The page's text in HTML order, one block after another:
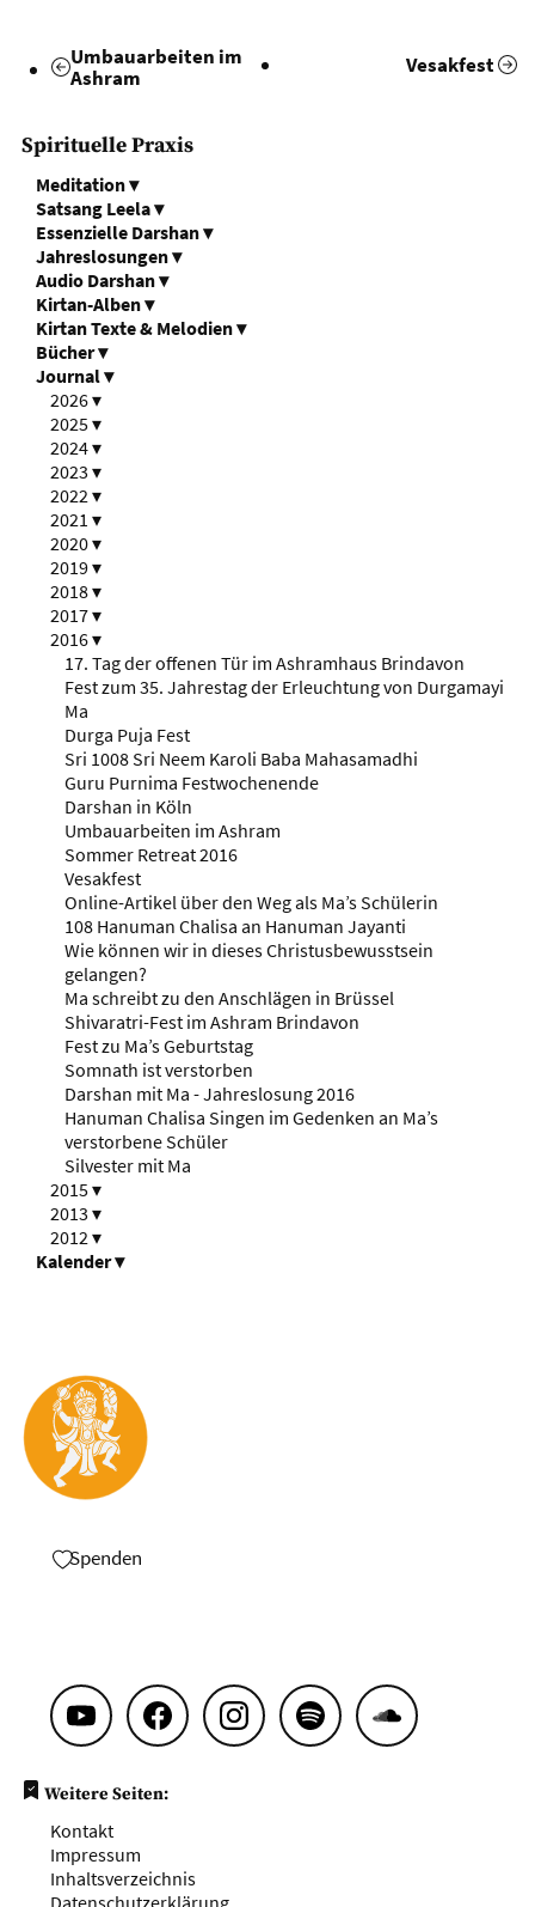
Umbauarbeiten im
Ashram
Vesakfest
Spirituelle Praxis
Meditation▾
Satsang Leela▾
Essenzielle Darshan▾
Jahreslosungen▾
Audio Darshan▾
Kirtan-Alben▾
Kirtan Texte & Melodien▾
Bücher▾
Journal▾
2026▾
2025▾
2024▾
2023 ▾
2022▾
2021 ▾
2020▾
2019▾
2018▾
2017▾
2016▾
17. Tag der offenen Tür im Ashramhaus Brindavon
Fest zum 35. Jahrestag der Erleuchtung von Durgamayi
Ma
Durga Puja Fest
Sri 1008 Sri Neem Karoli Baba Mahasamadhi
Guru Purnima Festwochenende
Darshan in Köln
Umbauarbeiten im Ashram
Sommer Retreat 2016
Vesakfest
Online-Artikel über den Weg als Ma’s Schülerin
108 Hanuman Chalisa an Hanuman Jayanti
Wie können wir in dieses Christusbewusstsein
gelangen?
Ma schreibt zu den Anschlägen in Brüssel
Shivaratri-Fest im Ashram Brindavon
Fest zu Ma’s Geburtstag
Somnath ist verstorben
Darshan mit Ma - Jahreslosung 2016
Hanuman Chalisa Singen im Gedenken an Ma’s
verstorbene Schüler
Silvester mit Ma
2015▾
2013 ▾
2012▾
Kalender▾
Spenden
Weitere Seiten:
Kontakt
Impressum
Inhaltsverzeichnis
Datenschutzerklärung